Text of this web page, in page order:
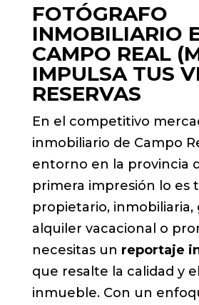
FOTÓGRAFO
INMOBILIARIO
CAMPO REAL
IMPULSA TUS
RESERVAS
En el competitivo
inmobiliario de Campo
entorno en la provincia
primera impresión lo es
propietario, inmobiliaria,
alquiler vacacional o
necesitas un reportaje
que resalte la calidad y
inmueble. Con un